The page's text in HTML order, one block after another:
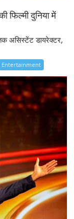
फिल्मी दुनिया में
तक असिस्टेंट डायरेक्टर,
Entertainment